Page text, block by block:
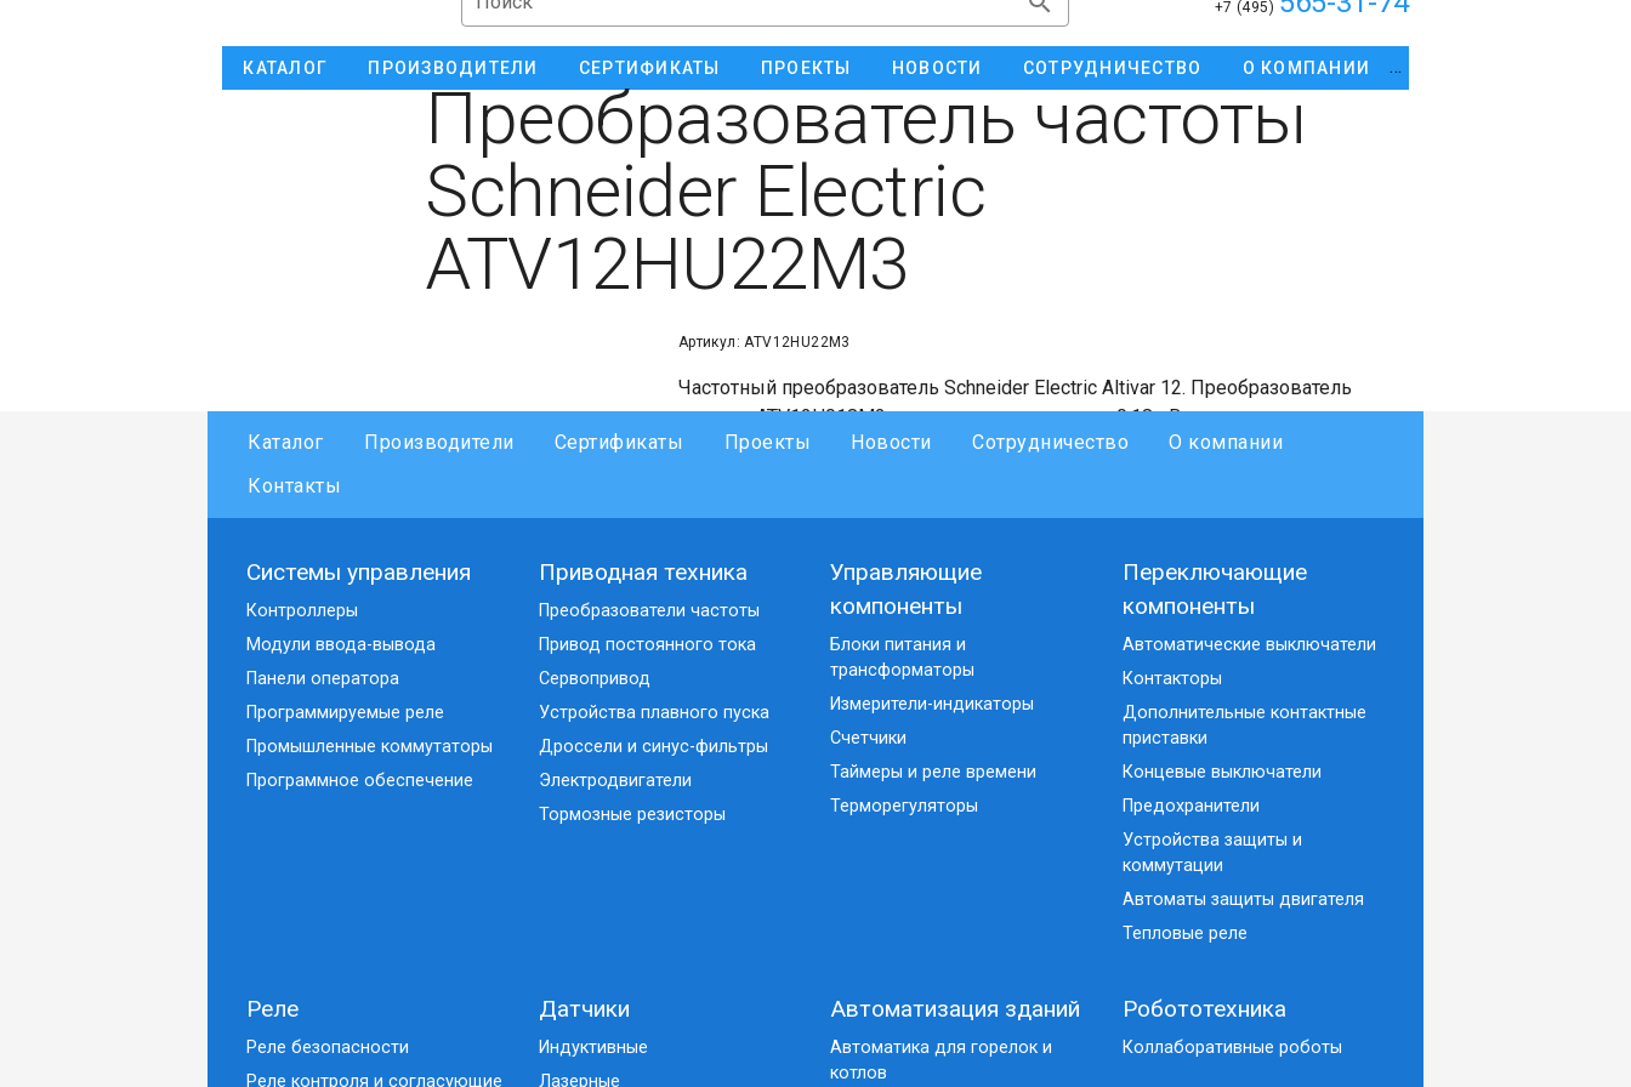
+7 (495)
КАТАЛОГ ПРОИЗВОДИТЕЛИ СЕРТИФИКАТЫ ПРОЕКТЫ НОВОСТИ СОТРУДНИЧЕСТВО О КОМПАНИИ
Преобразователь частоты
Schneider Electric
ATV12HU22M3
Артикул: ATV12HU22M3
Частотный преобразователь Schneider Electric Altivar 12. Преобразователь
частоты ATV12H018M2, номинальная мощность 0.18 кВт, напряжение питания
240В/1 фазный
Каталог Производители Сертификаты Проекты Новости Сотрудничество
О компании
Контакты
Системы управления
Контроллеры
Модули ввода-вывода
Панели оператора
Программируемые реле
Промышленные коммутаторы
Программное обеспечение
Приводная техника
Преобразователи частоты
Привод постоянного тока
Сервопривод
Устройства плавного пуска
Дроссели и синус-фильтры
Электродвигатели
Тормозные резисторы
Управляющие
компоненты
Блоки питания и
трансформаторы
Измерители-индикаторы
Счетчики
Таймеры и реле времени
Терморегуляторы
Переключающие
компоненты
Автоматические выключатели
Контакторы
Дополнительные контактные
приставки
Концевые выключатели
Предохранители
Устройства защиты и
коммутации
Автоматы защиты двигателя
Тепловые реле
Реле
Реле безопасности
Реле контроля и согласующие
Датчики
Индуктивные
Лазерные
Автоматизация зданий
Автоматика для горелок и
котлов
Робототехника
Коллаборативные роботы